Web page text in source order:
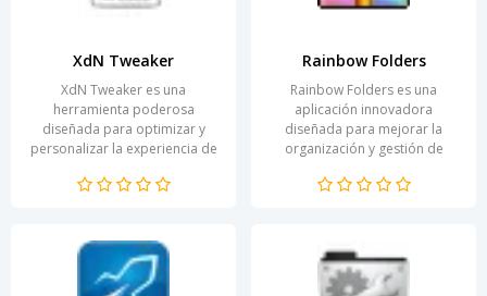
XdN Tweaker
XdN Tweaker es una
herramienta poderosa
diseñada para optimizar y
personalizar la experiencia de
operativos Windows. Con su
Rainbow Folders
Rainbow Folders es una
aplicación innovadora
diseñada para mejorar la
organización y gestión de
través de su interfaz intuitiva,...